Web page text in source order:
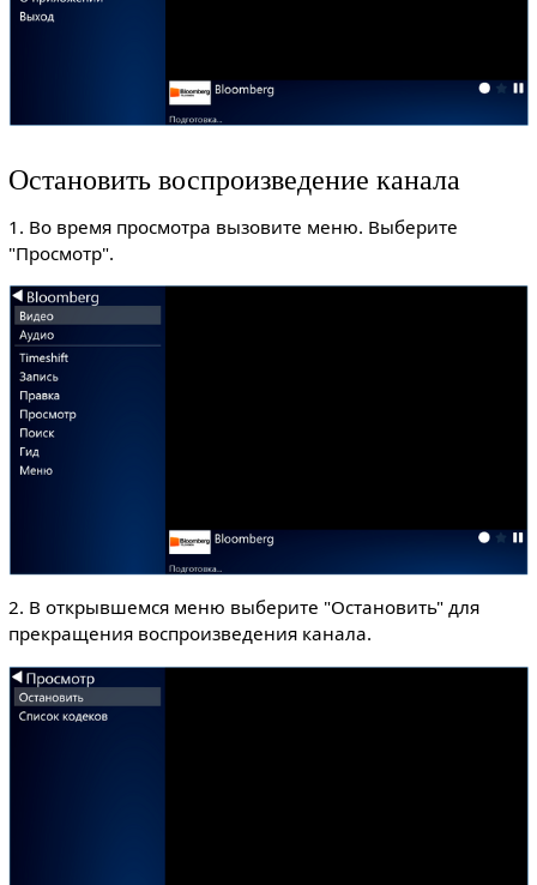
Остановить воспроизведение канала
1. Во время просмотра вызовите меню. Выберите
"Просмотр".
2. В открывшемся меню выберите "Остановить" для
прекращения воспроизведения канала.